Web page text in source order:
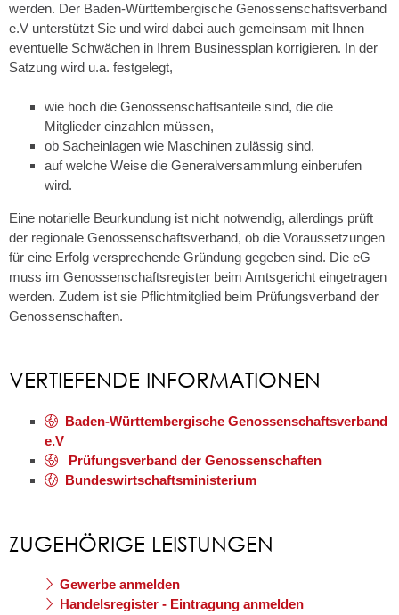
werden. Der Baden-Württembergische Genossenschaftsverband
e.V unterstützt Sie und wird dabei auch gemeinsam mit Ihnen
eventuelle Schwächen in Ihrem Businessplan korrigieren. In der
Satzung wird u.a. festgelegt,
wie hoch die Genossenschaftsanteile sind, die die
Mitglieder einzahlen müssen,
ob Sacheinlagen wie Maschinen zulässig sind,
auf welche Weise die Generalversammlung einberufen
wird.
Eine notarielle Beurkundung ist nicht notwendig, allerdings prüft
der regionale Genossenschaftsverband, ob die Voraussetzungen
für eine Erfolg versprechende Gründung gegeben sind. Die eG
muss im Genossenschaftsregister beim Amtsgericht eingetragen
werden. Zudem ist sie Pflichtmitglied beim Prüfungsverband der
Genossenschaften.
VERTIEFENDE INFORMATIONEN
Baden-Württembergische Genossenschaftsverband
e.V
Prüfungsverband der Genossenschaften
Bundeswirtschaftsministerium
ZUGEHÖRIGE LEISTUNGEN
Gewerbe anmelden
Handelsregister - Eintragung anmelden